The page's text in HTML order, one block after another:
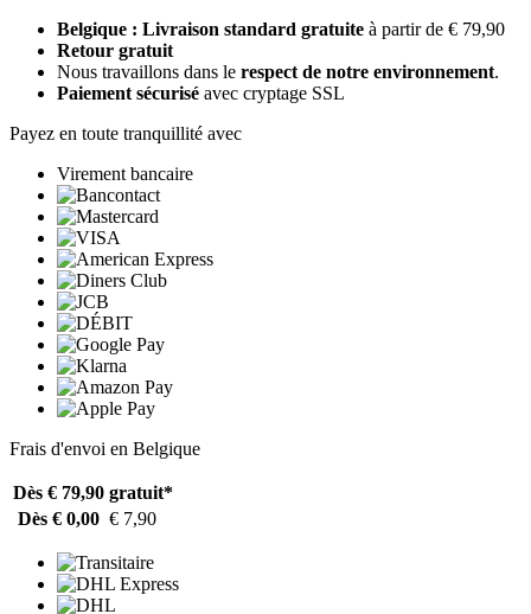
Belgique : Livraison standard gratuite à partir de € 79,90
Retour gratuit
Nous travaillons dans le respect de notre environnement.
Paiement sécurisé avec cryptage SSL
Payez en toute tranquillité avec
Virement bancaire
Frais d'envoi en Belgique
Dès € 79,90 gratuit*
Dès € 0,00 € 7,90